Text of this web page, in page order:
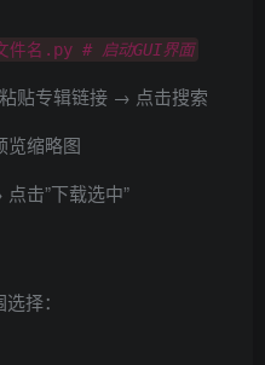
件名.py # 启动GUI界面
贴专辑链接 → 点击搜索
览缩略图
击”下载选中”
择：